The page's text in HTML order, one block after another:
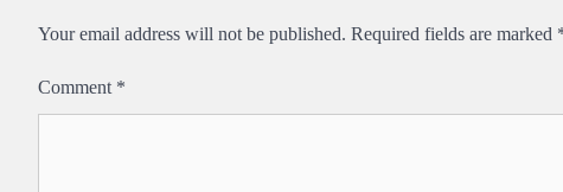
Your email address will not be published. Required fields are marked
Comment *